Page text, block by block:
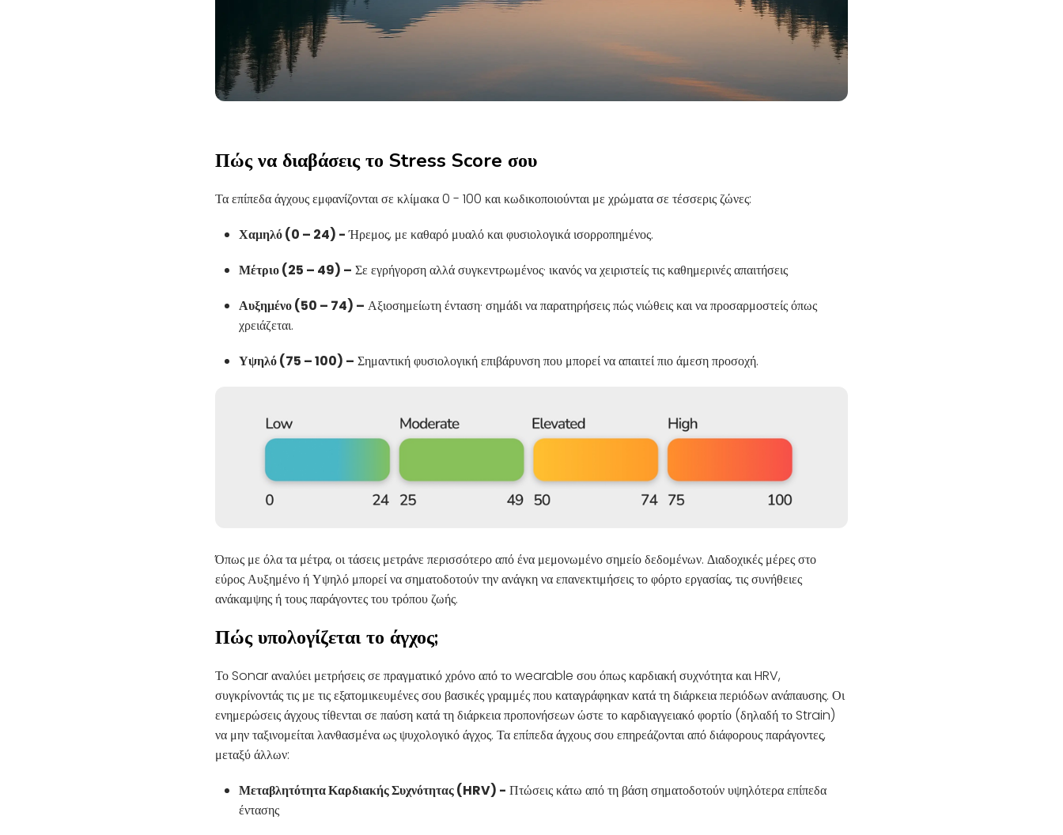
Πώς να διαβάσεις το Stress Score σου
Τα επίπεδα άγχους εμφανίζονται σε κλίμακα 0 - 100 και κωδικοποιούνται με χρώματα σε τέσσερις ζώνες:
Χαμηλό (0 – 24) -Ήρεμος, με καθαρό μυαλό και φυσιολογικά ισορροπημένος.
Μέτριο (25 – 49) – Σε εγρήγορση αλλά συγκεντρωμένος· ικανός να χειριστείς τις καθημερινές απαιτήσεις
Αυξημένο (50 – 74) – Αξιοσημείωτη ένταση· σημάδι να παρατηρήσεις πώς νιώθεις και να προσαρμοστείς όπως
χρειάζεται.
Υψηλό (75 – 100) – Σημαντική φυσιολογική επιβάρυνση που μπορεί να απαιτεί πιο άμεση προσοχή.
Όπως με όλα τα μέτρα, οι τάσεις μετράνε περισσότερο από ένα μεμονωμένο σημείο δεδομένων. Διαδοχικές μέρες στο
εύρος Αυξημένο ή Υψηλό μπορεί να σηματοδοτούν την ανάγκη να επανεκτιμήσεις το φόρτο εργασίας, τις συνήθειες
ανάκαμψης ή τους παράγοντες του τρόπου ζωής.
Πώς υπολογίζεται το άγχος;
Το Sonar αναλύει μετρήσεις σε πραγματικό χρόνο από το wearable σου όπως καρδιακή συχνότητα και HRV,
συγκρίνοντάς τις με τις εξατομικευμένες σου βασικές γραμμές που καταγράφηκαν κατά τη διάρκεια περιόδων ανάπαυσης. Οι
ενημερώσεις άγχους τίθενται σε παύση κατά τη διάρκεια προπονήσεων ώστε το καρδιαγγειακό φορτίο (δηλαδή το Strain)
να μην ταξινομείται λανθασμένα ως ψυχολογικό άγχος. Τα επίπεδα άγχους σου επηρεάζονται από διάφορους παράγοντες,
μεταξύ άλλων:
Μεταβλητότητα Καρδιακής Συχνότητας (HRV) - Πτώσεις κάτω από τη βάση σηματοδοτούν υψηλότερα επίπεδα
έντασης